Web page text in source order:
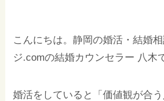
こんにちは。静岡の婚活・結婚
ジ.comの結婚カウンセラー 八木
婚活をしていると「価値観が合う